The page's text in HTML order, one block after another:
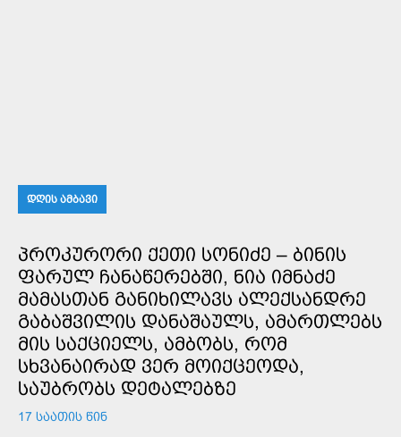
ᲓᲦᲘᲡ ᲐᲛᲑᲐᲕᲘ
ᲞᲠᲝᲙᲣᲠᲝᲠᲘ ᲥᲔᲗᲘ ᲡᲝᲜᲘᲫᲔ – ᲑᲘᲜᲘᲡ
ᲤᲐᲠᲣᲚ ᲩᲐᲜᲐᲬᲔᲠᲔᲑᲨᲘ, ᲜᲘᲐ ᲘᲛᲜᲐᲫᲔ
ᲛᲐᲛᲐᲡᲗᲐᲜ ᲒᲐᲜᲘᲮᲘᲚᲐᲕᲡ ᲐᲚᲔᲥᲡᲐᲜᲓᲠᲔ
ᲒᲐᲑᲐᲨᲕᲘᲚᲘᲡ ᲓᲐᲜᲐᲨᲐᲣᲚᲡ, ᲐᲛᲐᲠᲗᲚᲔᲑᲡ
ᲛᲘᲡ ᲡᲐᲥᲪᲘᲔᲚᲡ, ᲐᲛᲑᲝᲑᲡ, ᲠᲝᲛ
ᲡᲮᲕᲐᲜᲐᲘᲠᲐᲓ ᲕᲔᲠ ᲛᲝᲘᲥᲪᲔᲝᲓᲐ,
ᲡᲐᲣᲑᲠᲝᲑᲡ ᲓᲔᲢᲐᲚᲔᲑᲖᲔ
17 ᲡᲐᲐᲗᲘᲡ ᲬᲘᲜ